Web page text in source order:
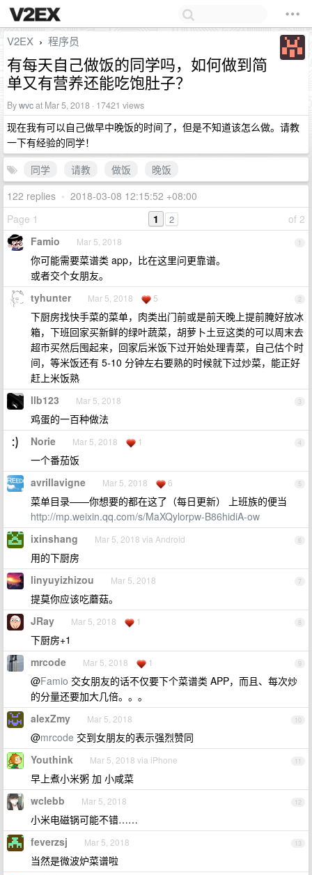
V2EX › 程序员
有每天自己做饭的同学吗，如何做到简
单又有营养还能吃饱肚子？
Bywvcat Mar 5, 2018 · 17421 views
现在我有可以自己做早中晚饭的时间了，但是不知道该怎么做。请教
一下有经验的同学！
同学
请教 做饭
晚饭
122 replies • 2018-03-08 12:15:52 +08:00
Page 1
of 2
1 2
1
Famio Mar 5, 2018
你可能需要菜谱类 app，比在这里问更靠谱。
或者交个女朋友。
2
tyhunter Mar 5, 2018 5
下厨房找快手菜的菜单，肉类出门前或是前天晚上提前腌好放冰
箱，下班回家买新鲜的绿叶蔬菜，胡萝卜土豆这类的可以周末去
超市买然后囤起来，回家后米饭下过开始处理青菜，自己估个时
间，等米饭还有 5-10 分钟左右要熟的时候就下过炒菜，能正好
赶上米饭熟
3
llb123 Mar 5, 2018
鸡蛋的一百种做法
4
Norie Mar 5, 2018 1
一个番茄饭
5
avrillavigne Mar 5, 2018 6
菜单目录——你想要的都在这了（每日更新） 上班族的便当
http://mp.weixin.qq.com/s/MaXQylorpw-B86hidiA-ow
6
ixinshang Mar 5, 2018 via Android
用的下厨房
7
linyuyizhizou Mar 5, 2018
提莫你应该吃蘑菇。
8
JRay Mar 5, 2018 1
下厨房+1
9
mrcode Mar 5, 2018 1
@Famio 交女朋友的话不仅要下个菜谱类 APP，而且、每次炒
的分量还要加大几倍。。。
10
alexZmy Mar 5, 2018
@mrcode 交到女朋友的表示强烈赞同
11
Youthink Mar 5, 2018 via iPhone
早上煮小米粥 加 小咸菜
12
wclebb Mar 5, 2018
小米电磁锅可能不错……
13
feverzsj Mar 5, 2018
当然是微波炉菜谱啦